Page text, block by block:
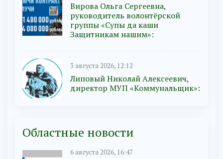
Вирова Ольга Сергеевна,
руководитель волонтёрской
группы «Супы да каши
Защитникам нашим»:
3 августа 2026, 12:12
Липовый Николай Алексеевич,
директор МУП «Коммунальщик»:
Областные новости
6 августа 2026, 16:47